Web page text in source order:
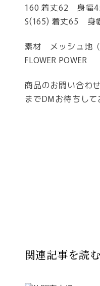
160 着丈62 身幅
S(165) 着丈65 身
素材 メッシュ地（
FLOWER POWER
商品のお問い合わ
までDMお待ちして
関連記事を読む